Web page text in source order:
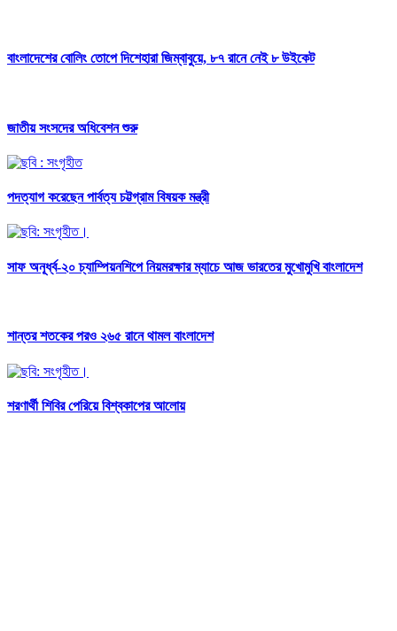
বাংলাদেশের বোলিং তোপে দিশেহারা জিম্বাবুয়ে, ৮৭ রানে নেই ৮ উইকেট
জাতীয় সংসদের অধিবেশন শুরু
পদত্যাগ করেছেন পার্বত্য চট্টগ্রাম বিষয়ক মন্ত্রী
সাফ অনূর্ধ্ব-২০ চ্যাম্পিয়নশিপে নিয়মরক্ষার ম্যাচে আজ ভারতের মুখোমুখি বাংলাদেশ
শান্তর শতকের পরও ২৬৫ রানে থামল বাংলাদেশ
শরণার্থী শিবির পেরিয়ে বিশ্বকাপের আলোয়